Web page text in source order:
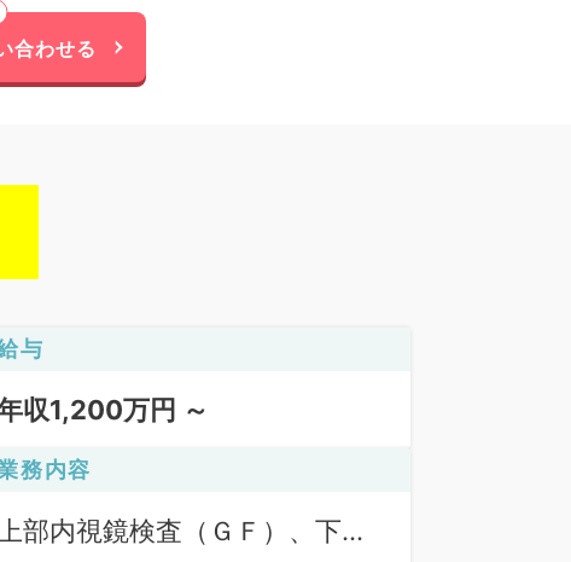
合わせる
与
収1,200万円 ～
務内容
上部内視鏡検査（ＧＦ）、下部